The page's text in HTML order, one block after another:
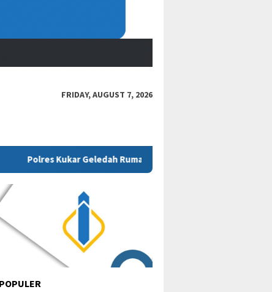
FRIDAY, AUGUST 7, 2026
Diduga Milik ASN Disdikbud Terkait Kasus Dugaan